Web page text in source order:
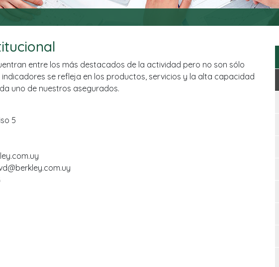
entre los más destacados de la actividad pero no son sólo
indicadores se refleja en los productos, servicios y la alta capacidad
uno de nuestros asegurados.
5